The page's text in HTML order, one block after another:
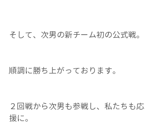
そして、次男の新チーム初の公式戦。
順調に勝ち上がっております。
２回戦から次男も参戦し、私たちも応
援に。